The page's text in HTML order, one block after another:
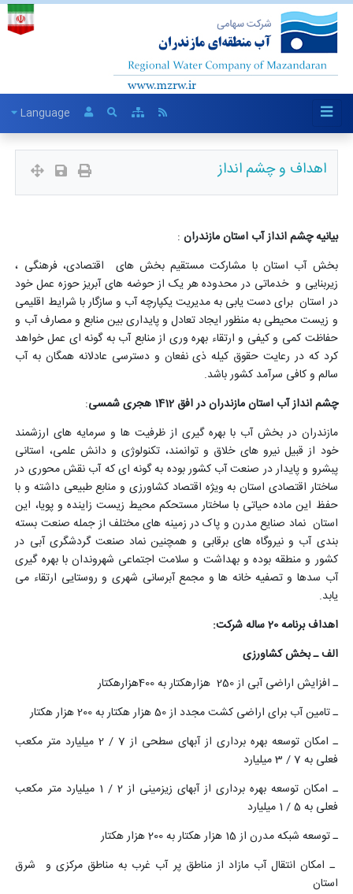
Language
اهداف و چشم انداز
: بیانیه چشم انداز آب استان مازندران
بخش آب استان با مشارکت مستقیم بخش های اقتصادی، فرهنگی ،
زیربنایی و خدماتی در محدوده هر یک از حوضه های آبریز حوزه عمل خود
در استان برای دست یابی به مدیریت یکپارچه آب و سازگار با شرایط اقلیمی
و زیست محیطی به منظور ایجاد تعادل و پایداری بین منابع و مصارف آب و
حفاظت کمی و کیفی و ارتقاء بهره وری از منابع آب به گونه ای عمل خواهد
کرد که در رعایت حقوق کیله ذی نفعان و دسترسی عادلانه همگان به آب
سالم و کافی سرآمد کشور باشد.
چشم انداز آب استان مازندران در افق 1412 هجری شمسی
:
مازندران در بخش آب با بهره گیری از ظرفیت ها و سرمایه های ارزشمند
خود از قبیل نیرو های خلاق و توانمند، تکنولوژی و دانش علمی، استانی
پبشرو و پایدار در صنعت آب کشور بوده به گونه ای که آب نقش محوری در
ساختار اقتصادی استان به ویژه اقتصاد کشاورزی و منابع طبیعی داشته و با
حفظ این ماده حیاتی با ساختار مستحکم محیط زیست زاینده و پویا، این
استان نماد صنایع مدرن و پاک در زمینه های مختلف از جمله صنعت بسته
بندی آب و نیروگاه های برقابی و همچنین نماد صنعت گردشگری آبی در
کشور و منطقه بوده و بهداشت و سلامت اجتماعی شهروندان با بهره گیری
آب سدها و تصفیه خانه ها و مجمع آبرسانی شهری و روستایی ارتقاء می
یابد.
اهداف برنامه 20 ساله شرکت:
الف ـ بخش کشاورزی
ـ افزایش اراضی آبی از 250 هزارهکتار به 400هزارهکتار
ـ تامین آب برای اراضی کشت مجدد از 50 هزار هکتار به 200 هزار هکتار
ـ امکان توسعه بهره برداری از آبهای سطحی از 7 / 2 میلیارد متر مکعب
فعلی به 7 / 3 میلیارد
ـ امکان توسعه بهره برداری از آبهای زیزمینی از 2 / 1 میلیارد متر مکعب
فعلی به 5 / 1 میلیارد
ـ توسعه شبکه مدرن از 15 هزار هکتار به 200 هزار هکتار
ـ امکان انتقال آب مازاد از مناطق پر آب غرب به مناطق مرکزی و شرق
استان